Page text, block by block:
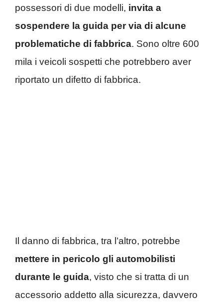
possessori di due modelli, invita a
sospendere la guida per via di alcune
problematiche di fabbrica. Sono oltre 600
mila i veicoli sospetti che potrebbero aver
riportato un difetto di fabbrica.
Il danno di fabbrica, tra l’altro, potrebbe
mettere in pericolo gli automobilisti
durante le guida, visto che si tratta di un
accessorio addetto alla sicurezza, davvero